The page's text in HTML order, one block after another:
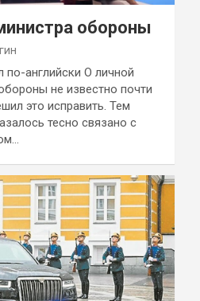
обороны
английски О личной
не известно почти
это исправить. Тем
тесно связано с